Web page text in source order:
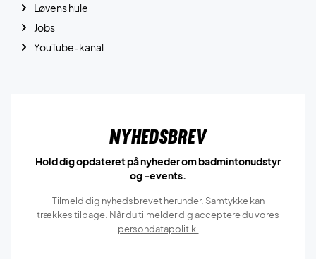
Løvens hule
Jobs
YouTube-kanal
Nyhedsbrev
Hold dig opdateret på nyheder om badmintonudstyr
og -events.
Tilmeld dig nyhedsbrevet herunder. Samtykke kan
trækkes tilbage. Når du tilmelder dig acceptere du vores
persondatapolitik.